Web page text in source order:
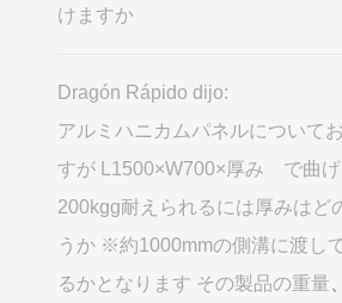
けますか
Dragón Rápido dijo:
アルミハニカムパネルについて
すが L1500×W700×厚み で曲げ
200kgg耐えられるには厚みはど
うか ※約1000mmの側溝に渡し
るかとなります その製品の重量